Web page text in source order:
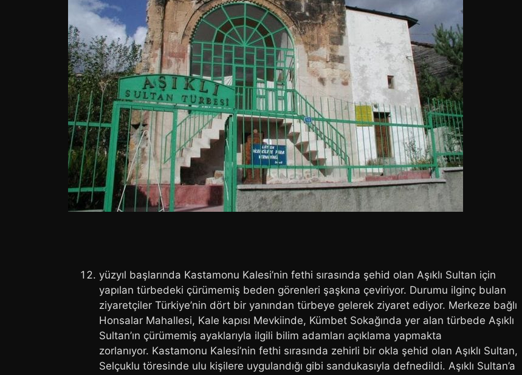
yüzyıl başlarında Kastamonu Kalesi’nin fethi sırasında şehid olan Aşıklı Sultan için
yapılan türbedeki çürümemiş beden görenleri şaşkına çeviriyor. Durumu ilginç bulan
ziyaretçiler Türkiye’nin dört bir yanından türbeye gelerek ziyaret ediyor. Merkeze bağlı
Honsalar Mahallesi, Kale kapısı Mevkiinde, Kümbet Sokağında yer alan türbede Aşıklı
Sultan’ın çürümemiş ayaklarıyla ilgili bilim adamları açıklama yapmakta
zorlanıyor. Kastamonu Kalesi’nin fethi sırasında zehirli bir okla şehid olan Aşıklı Sultan,
Selçuklu töresinde ulu kişilere uygulandığı gibi sandukasıyla defnedildi. Aşıklı Sultan’a